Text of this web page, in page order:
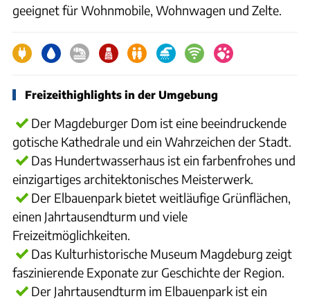
geeignet für Wohnmobile, Wohnwagen und Zelte.
Freizeithighlights in der Umgebung
Der Magdeburger Dom ist eine beeindruckende
gotische Kathedrale und ein Wahrzeichen der Stadt.
Das Hundertwasserhaus ist ein farbenfrohes und
einzigartiges architektonisches Meisterwerk.
Der Elbauenpark bietet weitläufige Grünflächen,
einen Jahrtausendturm und viele
Freizeitmöglichkeiten.
Das Kulturhistorische Museum Magdeburg zeigt
faszinierende Exponate zur Geschichte der Region.
Der Jahrtausendturm im Elbauenpark ist ein